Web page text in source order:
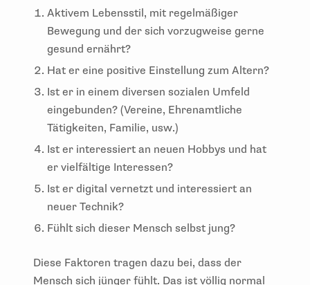
Aktivem Lebensstil, mit regelmäßiger
Bewegung und der sich vorzugweise gerne
gesund ernährt?
Hat er eine positive Einstellung zum Altern?
Ist er in einem diversen sozialen Umfeld
eingebunden? (Vereine, Ehrenamtliche
Tätigkeiten, Familie, usw.)
Ist er interessiert an neuen Hobbys und hat
er vielfältige Interessen?
Ist er digital vernetzt und interessiert an
neuer Technik?
Fühlt sich dieser Mensch selbst jung?
Diese Faktoren tragen dazu bei, dass der
Mensch sich jünger fühlt. Das ist völlig normal